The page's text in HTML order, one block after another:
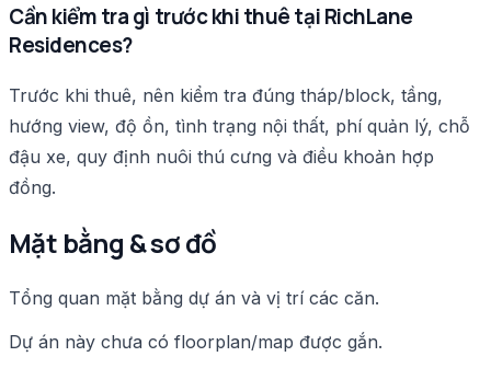
Cần kiểm tra gì trước khi thuê tại RichLane
Residences?
Trước khi thuê, nên kiểm tra đúng tháp/block, tầng,
hướng view, độ ồn, tình trạng nội thất, phí quản lý, chỗ
đậu xe, quy định nuôi thú cưng và điều khoản hợp
đồng.
Mặt bằng & sơ đồ
Tổng quan mặt bằng dự án và vị trí các căn.
Dự án này chưa có floorplan/map được gắn.